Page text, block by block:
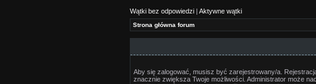
Wątki bez odpowiedzi | Aktywne wątki
Strona główna forum
Aby się zalogować, musisz być zarejestrowany/a.
znacznie zwiększa Twoje możliwości. Administrator może